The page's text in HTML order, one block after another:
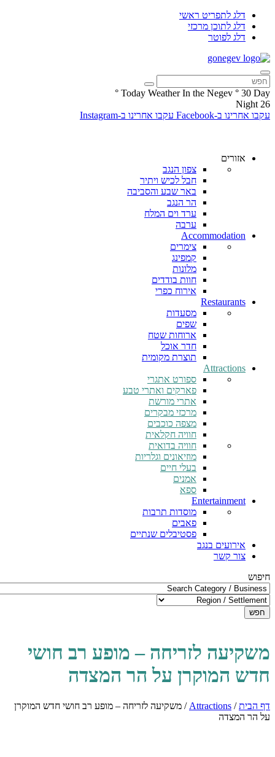
דלג לתפריט ראשי
דלג לתוכן מרכזי
דלג לפוטר
Today Weather In the Negev ° 30 Day
°
26
Night
עקבו אחרינו ב-Facebook
עקבו אחרינו ב-Instagram
אזורים
צפון הנגב
חבל לכיש ויתיר
באר שבע והסביבה
הר הנגב
ערד וים המלח
ערבה
Accommodation
צימרים
קמפינג
מלונות
חוות בודדים
אירוח כפרי
Restaurants
מסעדות
שפים
ארוחות שטח
חדר אוכל
תוצרת מקומית
Attractions
ספורט אתגרי
פארקים ואתרי טבע
אתרי מורשת
מרכזי מבקרים
מצפה כוכבים
חוויה חקלאית
חוויה בדואית
מוזיאונים וגלריות
בעלי חיים
אמנים
ספא
Entertainment
מוסדות תרבות
פאבים
פסטיבלים שנתיים
אירועים בנגב
צור קשר
חיפוש
חפש
משקיעה לזריחה – מופע רב חושי
חדש המוקרן על הר המצדה
דף הבית/
Attractions
/ משקיעה לזריחה – מופע רב חושי חדש המוקרן
על הר המצדה